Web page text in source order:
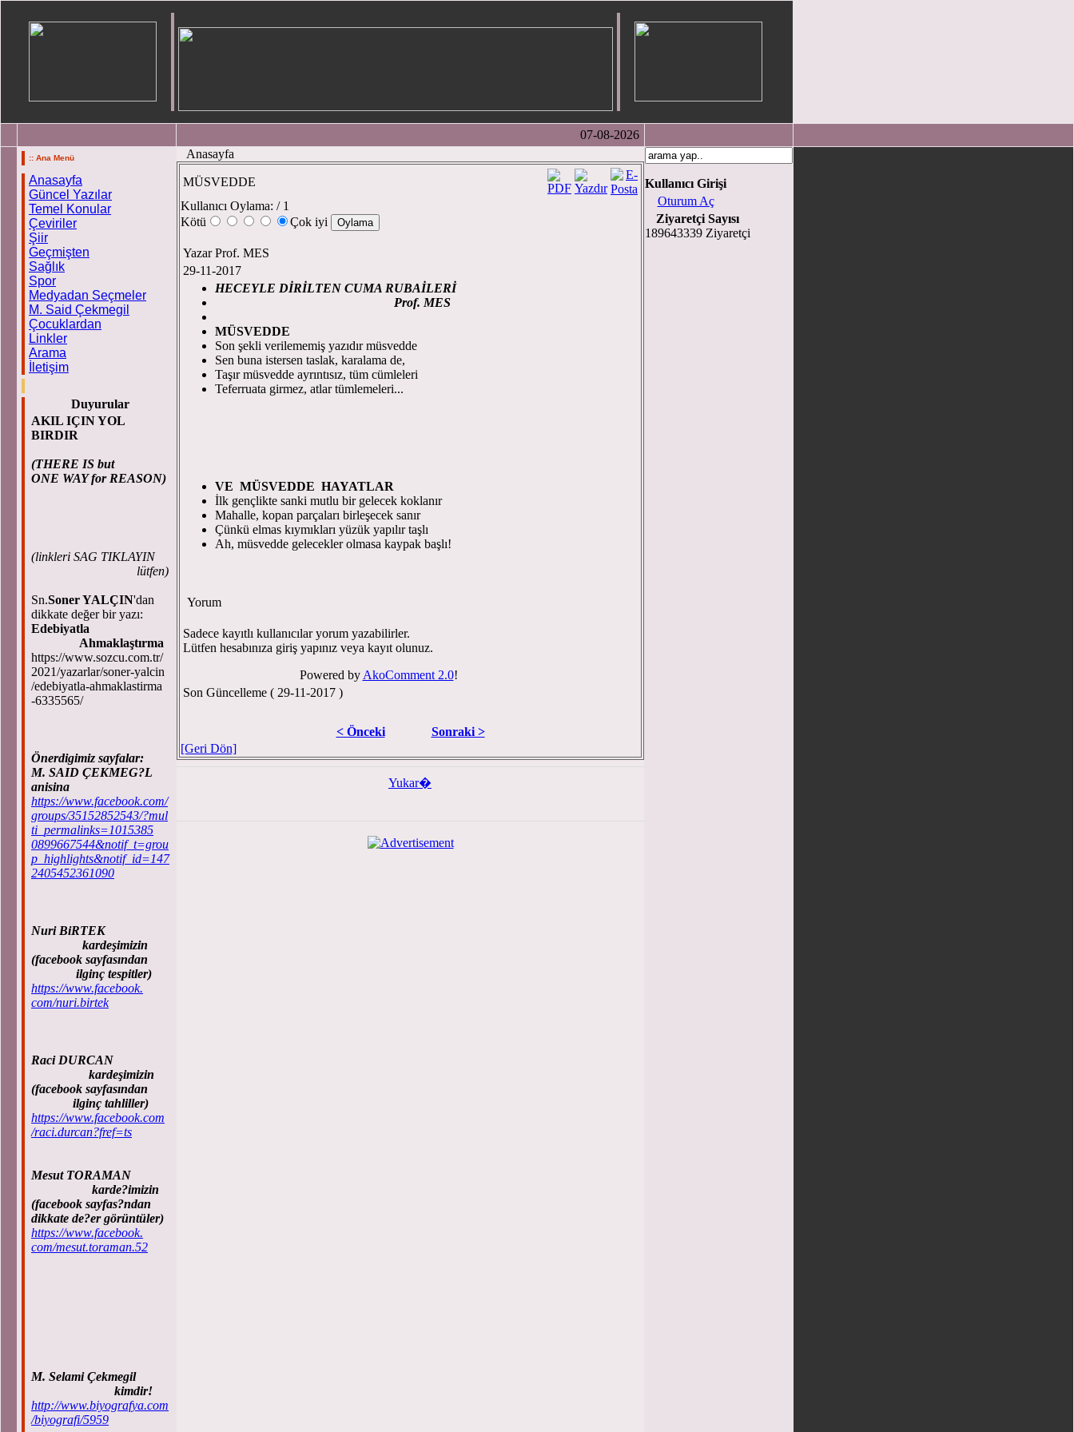
07-08-2026
:: Ana Menü
Anasayfa
Güncel Yazılar
Temel Konular
Çeviriler
Şiir
Geçmişten
Sağlık
Spor
Medyadan Seçmeler
M. Said Çekmegil
Çocuklardan
Linkler
Arama
İletişim
Duyurular
AKIL IÇIN YOL
BIRDIR
(THERE IS but
ONE WAY for REASON)
(linkleri SAG TIKLAYIN
lütfen)
Sn.Soner YALÇIN'dan
dikkate değer bir yazı:
Edebiyatla
Ahmaklaştırma
https://www.sozcu.com.tr/
2021/yazarlar/soner-yalcin
/edebiyatla-ahmaklastirma
-6335565/
Önerdigimiz sayfalar:
M. SAID ÇEKMEG?L
anisina
https://www.facebook.com/
groups/35152852543/?mul
ti_permalinks=1015385
0899667544&notif_t=grou
p_highlights&notif_id=147
2405452361090
Nuri BiRTEK
kardeşimizin
(facebook sayfasından
ilginç tespitler)
https://www.facebook.
com/nuri.birtek
Raci DURCAN
kardeşimizin
(facebook sayfasından
ilginç tahliller)
https://www.facebook.com
/raci.durcan?fref=ts
Mesut TORAMAN
karde?imizin
(facebook sayfas?ndan
dikkate de?er görüntüler)
https://www.facebook.
com/mesut.toraman.52
M. Selami Çekmegil
kimdir!
http://www.biyografya.com
/biyografi/5959
Anasayfa
MÜSVEDDE
Kullanıcı Oylama: / 1
Kötü
Çok iyi
Yazar Prof. MES
29-11-2017
HECEYLE DİRİLTEN CUMA RUBAİLERİ
Prof. MES
MÜSVEDDE
Son şekli verilememiş yazıdır müsvedde
Sen buna istersen taslak, karalama de,
Taşır müsvedde ayrıntısız, tüm cümleleri
Teferruata girmez, atlar tümlemeleri...
VE MÜSVEDDE HAYATLAR
İlk gençlikte sanki mutlu bir gelecek koklanır
Mahalle, kopan parçaları birleşecek sanır
Çünkü elmas kıymıkları yüzük yapılır taşlı
Ah, müsvedde gelecekler olmasa kaypak başlı!
Yorum
Sadece kayıtlı kullanıcılar yorum yazabilirler.
Lütfen hesabınıza giriş yapınız veya kayıt olunuz.
Powered by AkoComment 2.0!
Son Güncelleme ( 29-11-2017 )
< Önceki
Sonraki >
[Geri Dön]
Yukar�
Kullanıcı Girişi
Oturum Aç
Ziyaretçi Sayısı
189643339 Ziyaretçi